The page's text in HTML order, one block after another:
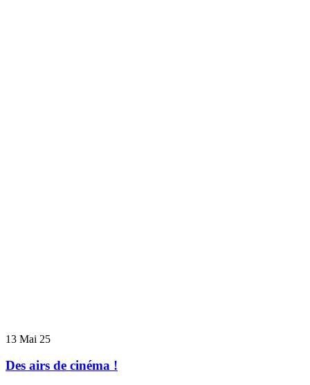
13 Mai 25
Des airs de cinéma !